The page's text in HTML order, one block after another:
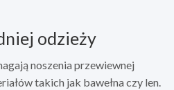
odzieży
noszenia przewiewnej
takich jak bawełna czy len.